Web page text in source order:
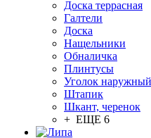
Доска террасная
Галтели
Доска
Нащельники
Обналичка
Плинтусы
Уголок наружный
Штапик
Шкант, черенок
+ ЕЩЕ 6